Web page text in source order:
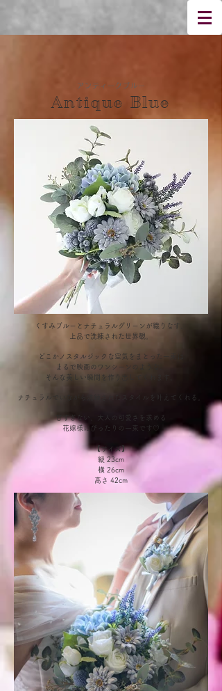
アンティークブルー
Antique Blue
くすみブルーとナチュラルグリーンが織りなす、
上品で洗練された世界観。
どこかノスタルジックな空気をまとった一束は
まるで映画のワンシーンのような、
そんな美しい瞬間を作り出してくれます。
ナチュラルでいながら洗練されたスタイルを叶えてくれる。
甘すぎない、大人の可愛さを求める
花嫁様にぴったりの一束です
♡
【サイズ】
縦 23cm
横 26cm
高さ 42cm